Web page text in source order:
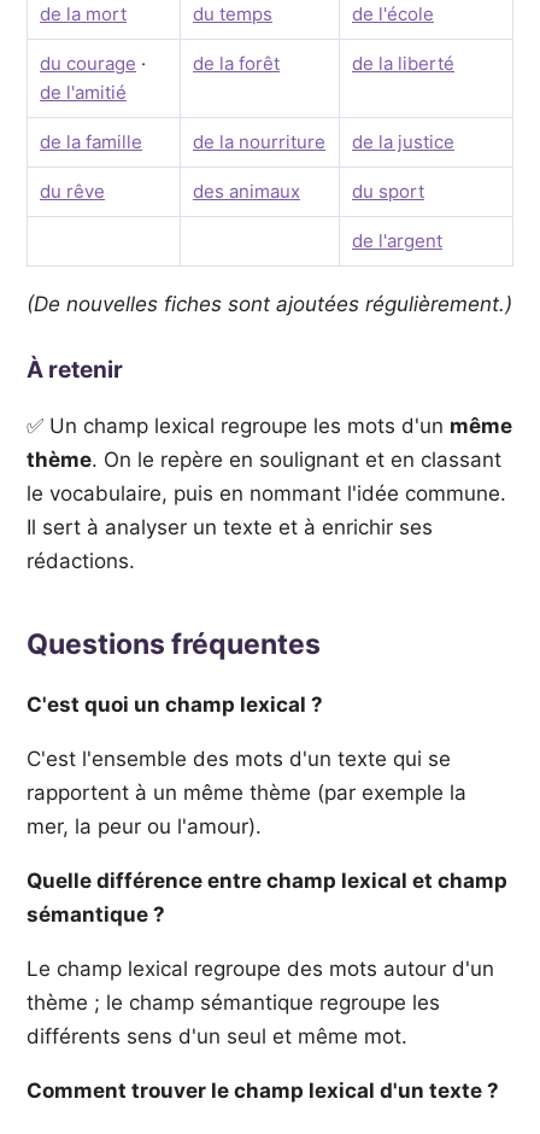
de la mort du temps de l'école
du courage ·
de l'amitié
de la forêt de la liberté
de la famille de la nourriture de la justice
du rêve des animaux du sport
de l'argent
(De nouvelles fiches sont ajoutées régulièrement.)
À retenir
✅ Un champ lexical regroupe les mots d'un même
thème. On le repère en soulignant et en classant
le vocabulaire, puis en nommant l'idée commune.
Il sert à analyser un texte et à enrichir ses
rédactions.
Questions fréquentes
C'est quoi un champ lexical ?
C'est l'ensemble des mots d'un texte qui se
rapportent à un même thème (par exemple la
mer, la peur ou l'amour).
Quelle différence entre champ lexical et champ
sémantique ?
Le champ lexical regroupe des mots autour d'un
thème ; le champ sémantique regroupe les
différents sens d'un seul et même mot.
Comment trouver le champ lexical d'un texte ?